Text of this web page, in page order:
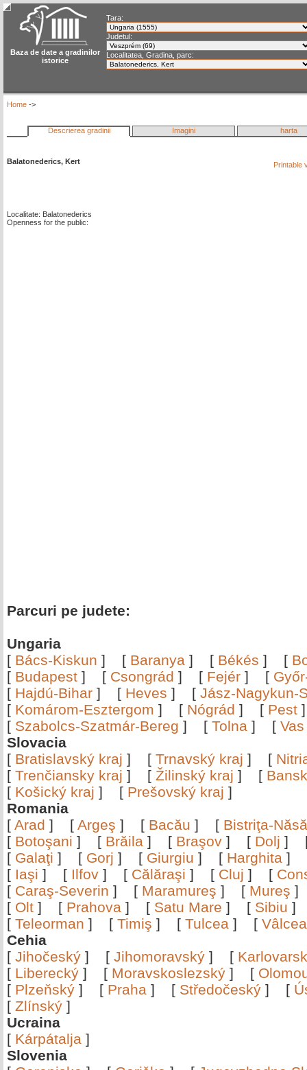
Baza de date a gradinilor
istorice
Tara:
Judetul:
Localitatea, Gradina, parc:
Home ->
Descrierea gradinii Imagini harta
Balatonederics, Kert Printable
Localitate: Balatonederics
Openness for the public:
Parcuri pe judete:
Ungaria
[ Bács-Kiskun ] [ Baranya ] [ Békés ] [
[ Budapest ] [ Csongrád ] [ Fejér ] [
[ Hajdú-Bihar ] [ Heves ] [ Jász-Nagykun-
[ Komárom-Esztergom ] [ Nógrád ] [ Pest
[ Szabolcs-Szatmár-Bereg ] [ Tolna ] [ Vas
Slovacia
[ Bratislavský kraj ] [ Trnavský kraj ] [
[ Trenčiansky kraj ] [ Žilinský kraj ] [
[ Košický kraj ] [ Prešovský kraj ]
Romania
[ Arad ] [ Argeş ] [ Bacău ] [ Bistriţa-
[ Botoşani ] [ Brăila ] [ Braşov ] [ Dolj ]
[ Galaţi ] [ Gorj ] [ Giurgiu ] [ Harghita ]
[ Iaşi ] [ Ilfov ] [ Călăraşi ] [ Cluj ] [
[ Caraş-Severin ] [ Maramureş ] [ Mureş
[ Olt ] [ Prahova ] [ Satu Mare ] [ Sibiu
[ Teleorman ] [ Timiş ] [ Tulcea ] [
Cehia
[ Jihočeský ] [ Jihomoravský ] [
[ Liberecký ] [ Moravskoslezský ] [
[ Plzeňský ] [ Praha ] [ Středočeský ] [
[ Zlínský ]
Ucraina
[ Kárpátalja ]
Slovenia